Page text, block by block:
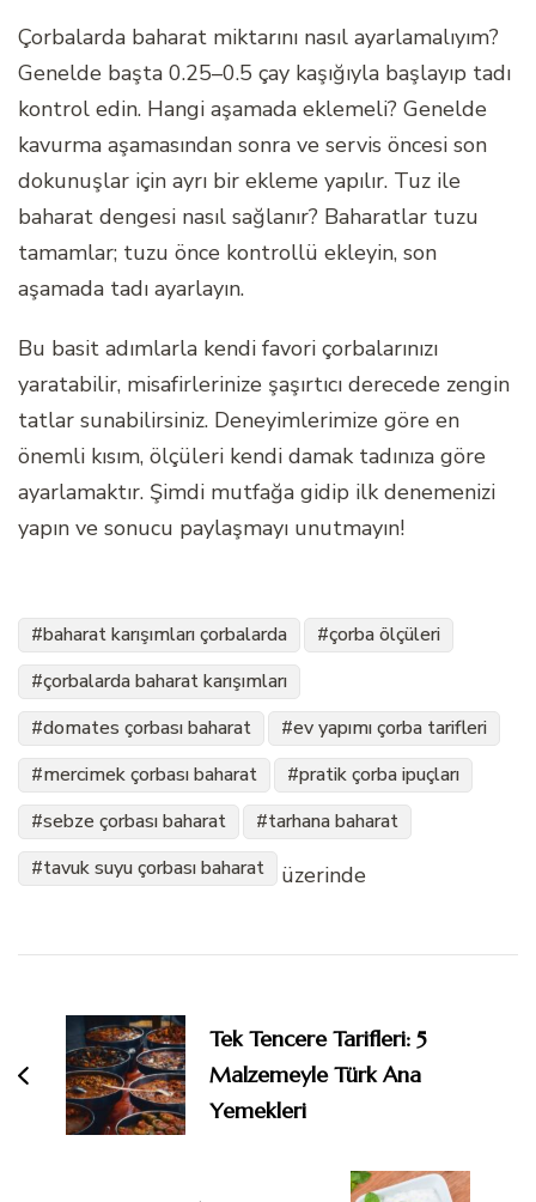
Çorbalarda baharat miktarını nasıl ayarlamalıyım?
Genelde başta 0.25–0.5 çay kaşığıyla başlayıp tadı
kontrol edin. Hangi aşamada eklemeli? Genelde
kavurma aşamasından sonra ve servis öncesi son
dokunuşlar için ayrı bir ekleme yapılır. Tuz ile
baharat dengesi nasıl sağlanır? Baharatlar tuzu
tamamlar; tuzu önce kontrollü ekleyin, son
aşamada tadı ayarlayın.
Bu basit adımlarla kendi favori çorbalarınızı
yaratabilir, misafirlerinize şaşırtıcı derecede zengin
tatlar sunabilirsiniz. Deneyimlerimize göre en
önemli kısım, ölçüleri kendi damak tadınıza göre
ayarlamaktır. Şimdi mutfağa gidip ilk denemenizi
yapın ve sonucu paylaşmayı unutmayın!
baharat karışımları çorbalarda
çorba ölçüleri
çorbalarda baharat karışımları
domates çorbası baharat
ev yapımı çorba tarifleri
mercimek çorbası baharat
pratik çorba ipuçları
sebze çorbası baharat
tarhana baharat
tavuk suyu çorbası baharat
üzerinde
dolaşımı
Tek Tencere Tarifleri: 5
Malzemeyle Türk Ana
Yemekleri